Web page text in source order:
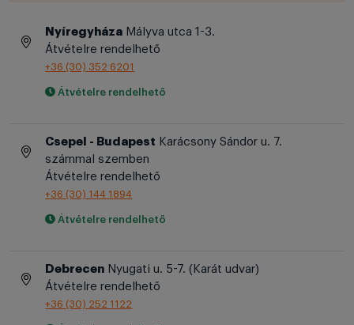
Nyíregyháza Mályva utca 1-3.
Átvételre rendelhető
+36 (30) 352 6201
Átvételre rendelhető
Csepel - Budapest Karácsony Sándor u. 7.
számmal szemben
Átvételre rendelhető
+36 (30) 144 1894
Átvételre rendelhető
Debrecen Nyugati u. 5-7. (Karát udvar)
Átvételre rendelhető
+36 (30) 252 1122